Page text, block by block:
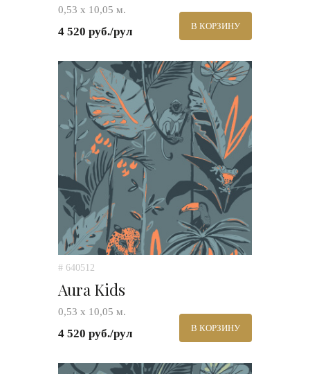
0,53 х 10,05 м.
4 520 руб./рул В КОРЗИНУ
# 640512
Aura Kids
0,53 х 10,05 м.
4 520 руб./рул В КОРЗИНУ